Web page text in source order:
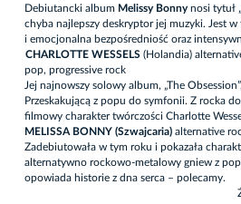
Debiutancki album Melissy Bonny nosi tytuł
chyba najlepszy deskryptor jej muzyki. Jest w
i emocjonalna bezpośredniość oraz
CHARLOTTE WESSELS (Holandia)
pop, progressive rock
Jej najnowszy solowy album, „The
Przeskakującą z popu do symfonii. Z rocka
filmowy charakter twórczości Charlotte
MELISSA BONNY (Szwajcaria) alternative
Zadebiutowała w tym roku i pokazała
alternatywno rockowo-metalowy gniew z
opowiada historie z dna serca – polecamy.